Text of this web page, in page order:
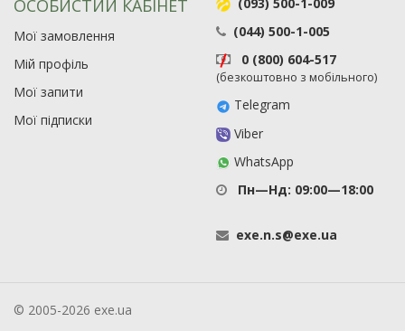
ОСОБИСТИЙ КАБІНЕТ
Мої замовлення
Мій профіль
Мої запити
Мої підписки
(044) 500-1-005
0 (800) 604-517
(безкоштовно з мобільного)
Telegram
Viber
WhatsApp
Пн—Нд: 09:00—18:00
exe.n.s@exe.ua
© 2005-2026 exe.ua